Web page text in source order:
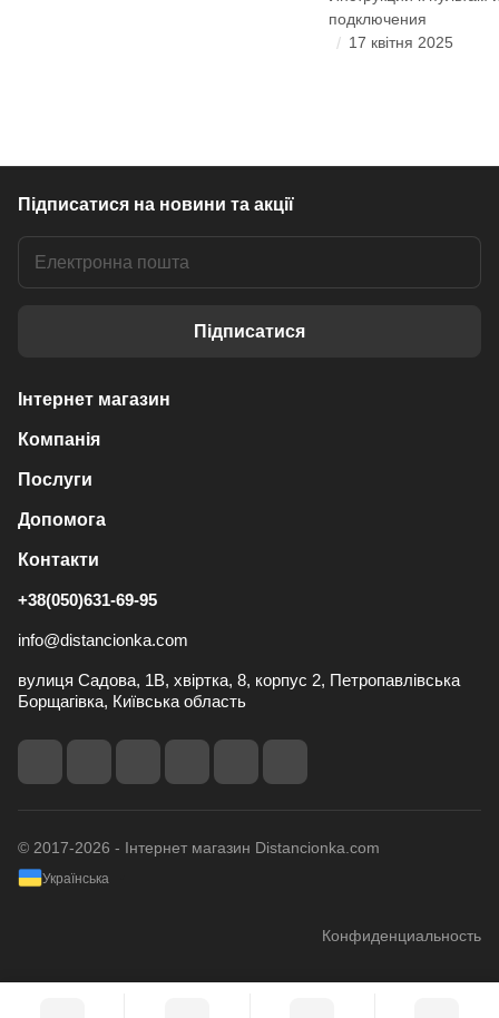
подключения
/ 17 квітня 2025
Підписатися на новини та акції
Підписатися
Інтернет магазин
Компанія
Послуги
Допомога
Контакти
+38(050)631-69-95
info@distancionka.com
вулиця Садова, 1В, хвіртка, 8, корпус 2, Петропавлівська
Борщагівка, Київська область
© 2017-2026 - Інтернет магазин Distancionka.com
Українська
Конфиденциальность